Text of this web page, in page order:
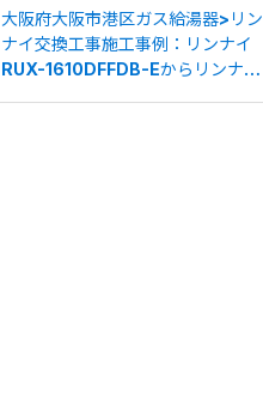
大阪府大阪市港区ガス給湯器>リン
ナイ交換工事施工事例：リンナイ
RUX-1610DFFDB-Eからリンナイ